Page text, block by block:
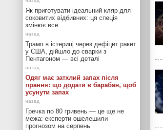
Як приготувати ідеальний кляр для
соковитих відбивних: ця спеція
змінює все
Трамп в істериці через дефіцит ракет
у США, дійшло до сварки з
Пентагоном — всі деталі
Одяг має затхлий запах після
прання: що додати в барабан, щоб
усунути запах
Гречка по 80 гривень — це ще не
межа: експерти ошелешили
прогнозом на серпень